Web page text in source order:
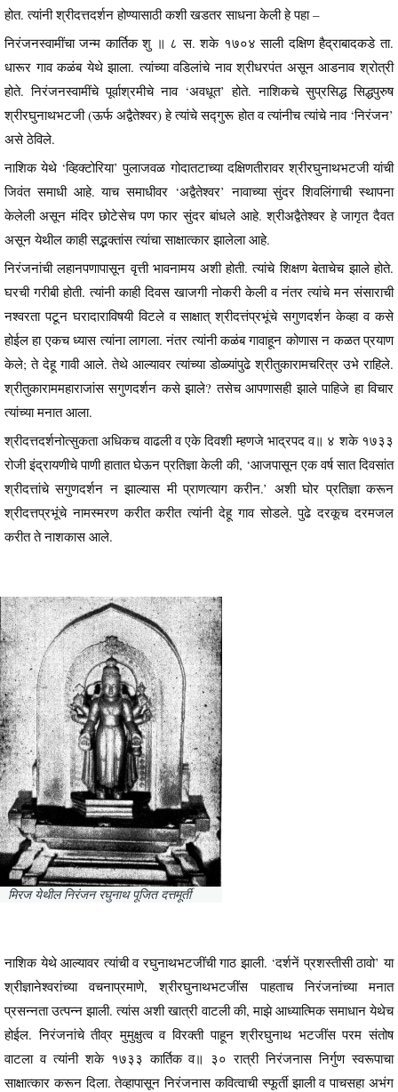
होत. त्यांनी श्रीदत्तदर्शन होण्यासाठी कशी खडतर साधना केली हे पहा –
निरंजनस्वामींचा जन्म कार्तिक शु ॥ ८ स. शके १७०४ साली दक्षिण हैद्राबादकडे ता.
धारूर गाव कळंब येथे झाला. त्यांच्या वडिलांचे नाव श्रीधरपंत असून आडनाव श्रोत्री
होते. निरंजनस्वामींचे पूर्वाश्रमीचे नाव ‘अवधूत’ होते. नाशिकचे सुप्रसिद्ध सिद्धपुरुष
श्रीरघुनाथभटजी (ऊर्फ अद्वैतेश्वर) हे त्यांचे सद्गुरू होत व त्यांनीच त्यांचे नाव ‘निरंजन’
असे ठेविले.
नाशिक येथे ‘व्हिक्टोरिया’ पुलाजवळ गोदातटाच्या दक्षिणतीरावर श्रीरघुनाथभटजी यांची
जिवंत समाधी आहे. याच समाधीवर ‘अद्वैतेश्वर’ नावाच्या सुंदर शिवलिंगाची स्थापना
केलेली असून मंदिर छोटेसेच पण फार सुंदर बांधले आहे. श्रीअद्वैतेश्वर हे जागृत दैवत
असून येथील काही सद्भक्तांस त्यांचा साक्षात्कार झालेला आहे.
निरंजनांची लहानपणापासून वृत्ती भावनामय अशी होती. त्यांचे शिक्षण बेताचेच झाले होते.
घरची गरीबी होती. त्यांनी काही दिवस खाजगी नोकरी केली व नंतर त्यांचे मन संसाराची
नश्वरता पटून घरादाराविषयी विटले व साक्षात् श्रीदत्तंप्रभूंचे सगुणदर्शन केव्हा व कसे
होईल हा एकच ध्यास त्यांना लागला. नंतर त्यांनी कळंब गावाहून कोणास न कळत प्रयाण
केले; ते देहू गावी आले. तेथे आल्यावर त्यांच्या डोळ्यांपुढे श्रीतुकारामचरित्र उभे राहिले.
श्रीतुकाराममहाराजांस सगुणदर्शन कसे झाले? तसेच आपणासही झाले पाहिजे हा विचार
त्यांच्या मनात आला.
श्रीदत्तदर्शनोत्सुकता अधिकच वाढली व एके दिवशी म्हणजे भाद्रपद व॥ ४ शके १७३३
रोजी इंद्रायणीचे पाणी हातात घेऊन प्रतिज्ञा केली की, ‘आजपासून एक वर्ष सात दिवसांत
श्रीदत्तांचे सगुणदर्शन न झाल्यास मी प्राणत्याग करीन.’ अशी घोर प्रतिज्ञा करून
श्रीदत्तप्रभूंचे नामस्मरण करीत करीत त्यांनी देहू गाव सोडले. पुढे दरकूच दरमजल
करीत ते नाशकास आले.
मिरज येथील निरंजन रघुनाथ पूजित दत्तमूर्ती
नाशिक येथे आल्यावर त्यांची व रघुनाथभटजींची गाठ झाली. ‘दर्शनें प्रशस्तीसी ठावो’ या
श्रीज्ञानेश्वरांच्या वचनाप्रमाणे, श्रीरघुनाथभटजींस पाहताच निरंजनांच्या मनात
प्रसन्नता उत्पन्न झाली. त्यांस अशी खात्री वाटली की, माझे आध्यात्मिक समाधान येथेच
होईल. निरंजनांचे तीव्र मुमुक्षुत्व व विरक्ती पाहून श्रीरघुनाथ भटजींस परम संतोष
वाटला व त्यांनी शके १७३३ कार्तिक व॥ ३० रात्री निरंजनास निर्गुण स्वरूपाचा
साक्षात्कार करून दिला. तेव्हापासून निरंजनास कवित्वाची स्फूर्ती झाली व पाचसहा अभंग